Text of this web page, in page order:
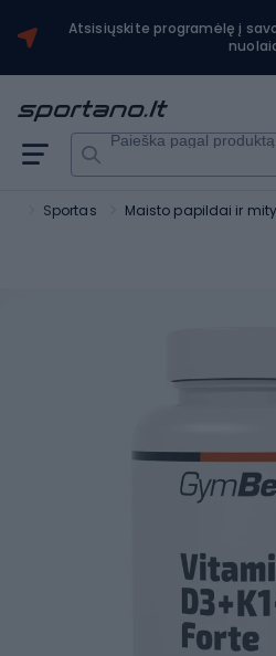
Atsisiųskite programėlę į
Paieška pagal produktą,
Sportas Maisto papildai ir